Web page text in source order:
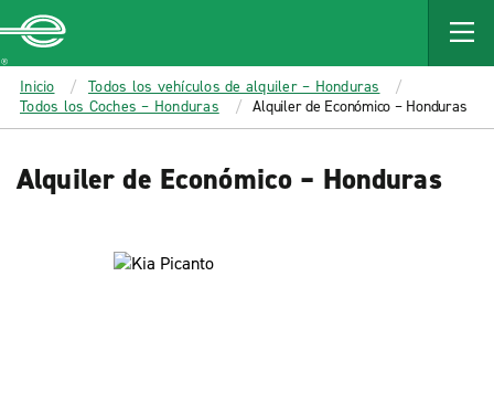
MAIN
CONTENT
Enterprise
Inicio
Todos los vehículos de alquiler – Honduras
Todos los Coches – Honduras
Alquiler de Económico – Honduras
Alquiler de Económico – Honduras